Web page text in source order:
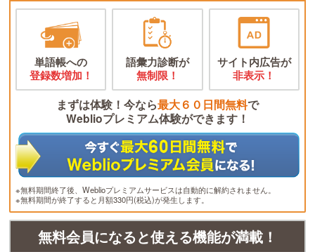
単語帳への
登録数増加！
語彙力診断が
無制限！
サイト内広告が
非表示！
まずは体験！今なら最大６０日間無料で
Weblioプレミアム体験ができます！
※無料期間終了後、Weblioプレミアムサービスは自動的に解約されません。
※無料期間が終了すると月額330円(税込)が発生します。
無料会員になると使える機能が満載！